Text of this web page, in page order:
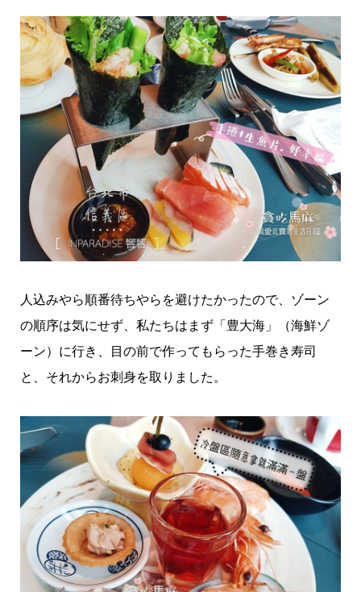
人込みやら順番待ちやらを避けたかったので、ゾーン
の順序は気にせず、私たちはまず「豊大海」（海鮮ゾ
ーン）に行き、目の前で作ってもらった手巻き寿司
と、それからお刺身を取りました。